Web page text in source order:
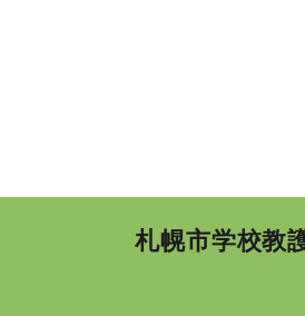
札幌市学校教